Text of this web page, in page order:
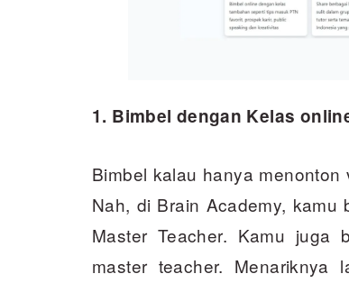
1. Bimbel dengan Kelas
Bimbel kalau hanya
Nah, di Brain Academy,
Master Teacher. Kamu juga
master teacher.